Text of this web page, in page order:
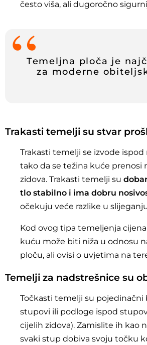
često viša, ali dugoročno
Temeljna ploča je
za moderne
Trakasti temelji su stvar
Trakasti temelji se izvode ispod
tako da se težina kuće prenosi
zidova. Trakasti temelji su
tlo stabilno i ima dobru
očekuju veće razlike u
Kod ovog tipa temeljenja
kuću može biti niža u odnosu
ploču, ali ovisi o uvjetima na
Temelji za nadstrešnice su
Točkasti temelji su pojedinačni
stupovi ili podloge ispod
cijelih zidova). Zamislite ih kao
svaki stup dobiva svoju točku